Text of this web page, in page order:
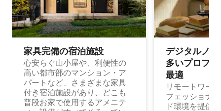
家具完備の宿⁠泊⁠施⁠設
心安らぐ山小屋や、利便性の
高い都市部のマンション・ア
パートなど、さまざまな家具
付き宿泊施設があり、どこも
普段お家で使用するアメニテ
デジタルノ
多⁠いプ⁠ロ⁠フ⁠
最⁠適
リモートワー
フェッショナ
ド環境を提供